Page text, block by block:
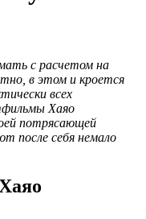
с расчетом на
в этом и кроется
всех
Хаяо
потрясающей
после себя немало